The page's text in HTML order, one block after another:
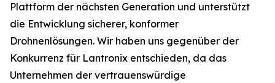
Plattform der nächsten Generation und unterstützt
die Entwicklung sicherer, konformer
Drohnenlösungen. Wir haben uns gegenüber der
Konkurrenz für Lantronix entschieden, da das
Unternehmen der vertrauenswürdige